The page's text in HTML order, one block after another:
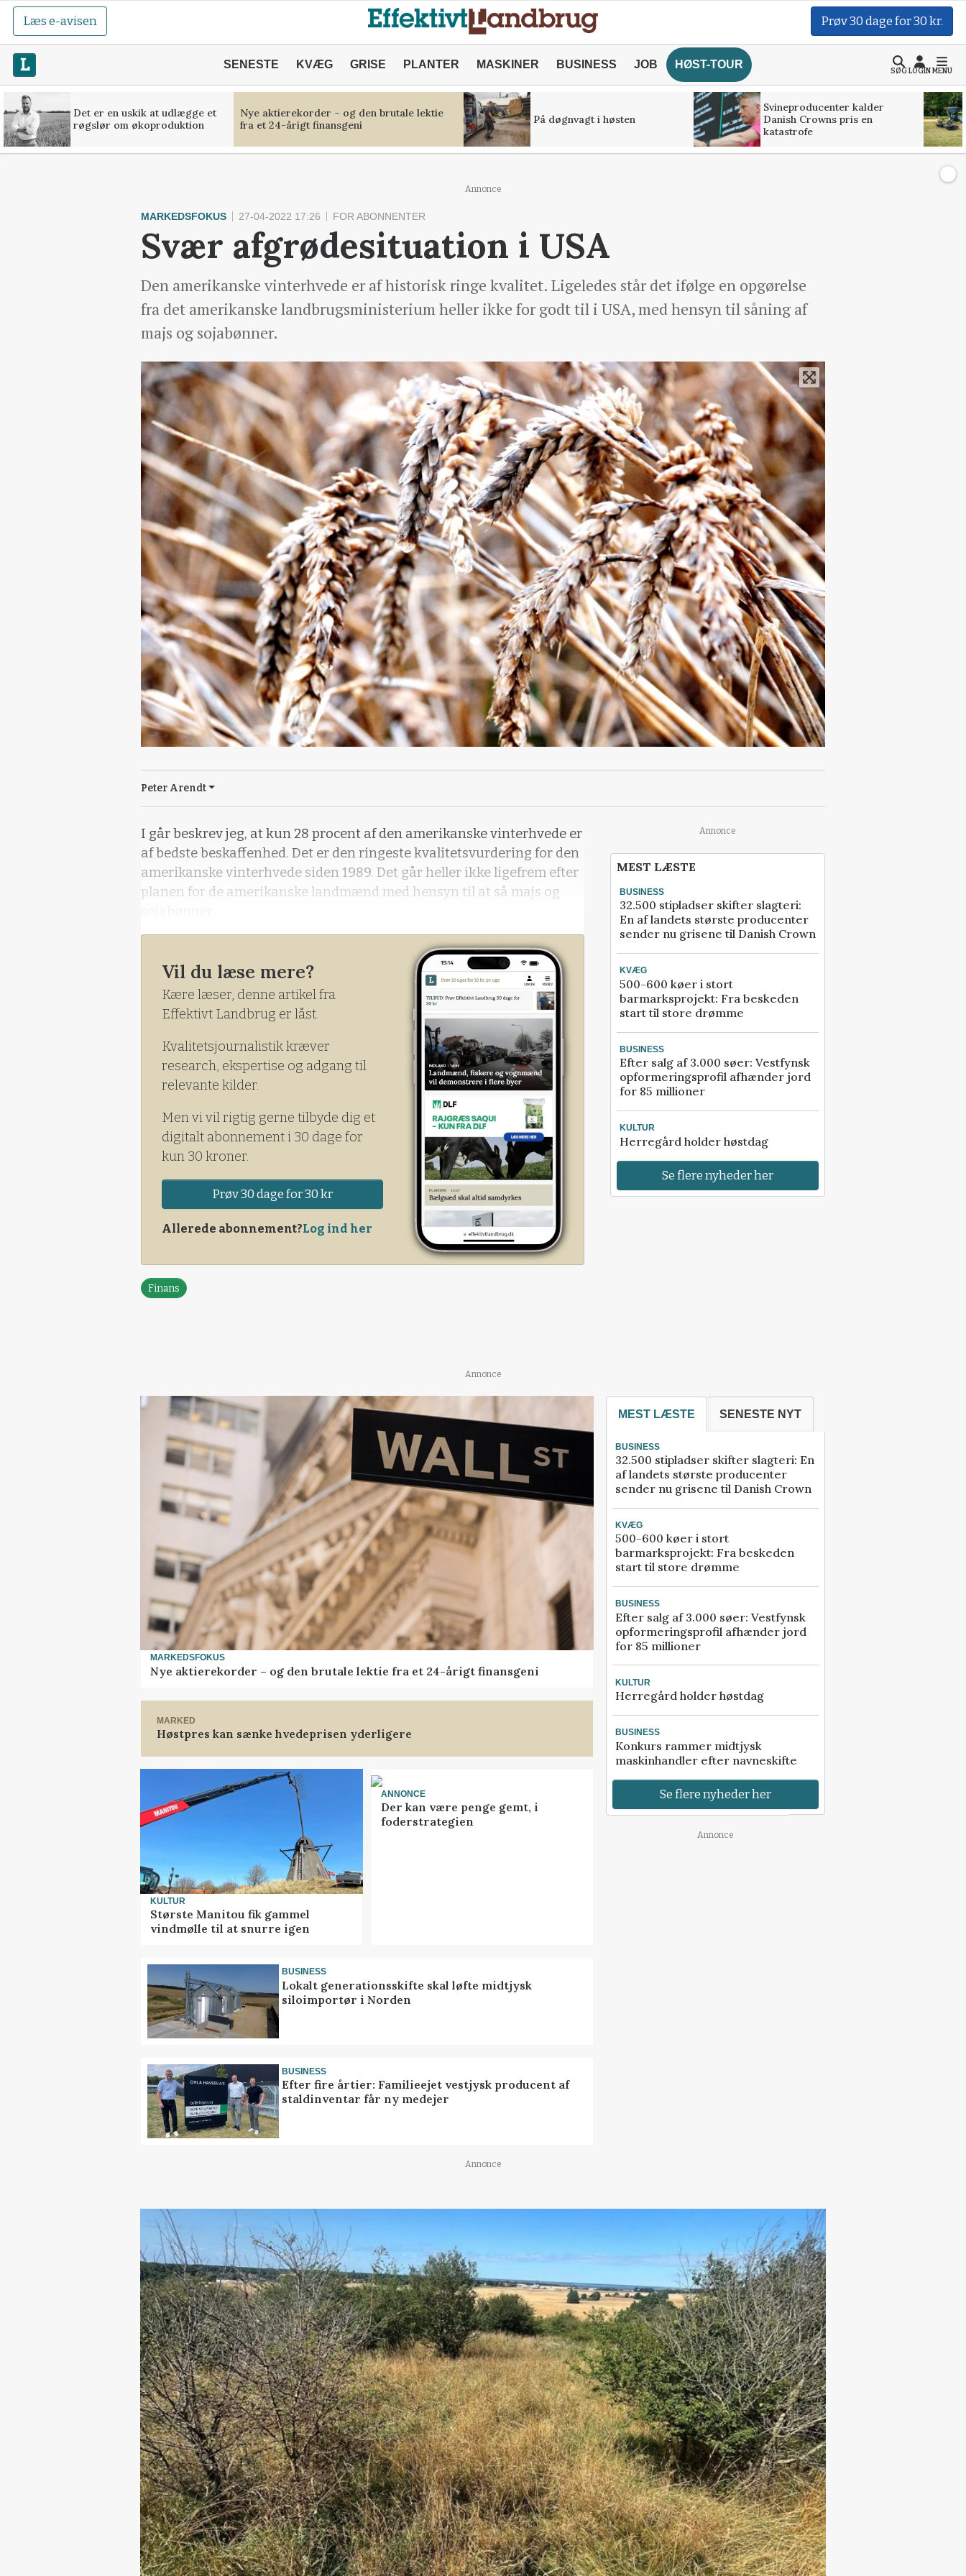
Læs e-avisen Prøv 30 dage for 30 kr.
SENESTE KVÆG GRISE PLANTER MASKINER BUSINESS JOB HØST-TOUR
SØGLOGINMENU
Det er en uskik at udlægge et
røgslør om økoproduktion
Nye aktierekorder – og den brutale lektie
fra et 24-årigt finansgeni
På døgnvagt i høsten
Svineproducenter kalder
Danish Crowns pris en
katastrofe
Annonce
MARKEDSFOKUS 27-04-2022 17:26 FOR ABONNENTER
Svær afgrødesituation i USA
Den amerikanske vinterhvede er af historisk ringe kvalitet. Ligeledes står det ifølge en opgørelse
fra det amerikanske landbrugsministerium heller ikke for godt til i USA, med hensyn til såning af
majs og sojabønner.
Peter Arendt
I går beskrev jeg, at kun 28 procent af den amerikanske vinterhvede er
af bedste beskaffenhed. Det er den ringeste kvalitetsvurdering for den
amerikanske vinterhvede siden 1989. Det går heller ikke ligefrem efter
planen for de amerikanske landmænd med hensyn til at så majs og
Vil du læse mere?
Kære læser, denne artikel fra
Effektivt Landbrug er låst.
Kvalitetsjournalistik kræver
research, ekspertise og adgang til
relevante kilder.
Men vi vil rigtig gerne tilbyde dig et
digitalt abonnement i 30 dage for
kun 30 kroner.
Prøv 30 dage for 30 kr
Allerede abonnement?Log ind her
Finans
Annonce
MEST LÆSTE
BUSINESS
32.500 stipladser skifter slagteri:
En af landets største producenter
sender nu grisene til Danish Crown
KVÆG
500-600 køer i stort
barmarksprojekt: Fra beskeden
start til store drømme
BUSINESS
Efter salg af 3.000 søer: Vestfynsk
opformeringsprofil afhænder jord
for 85 millioner
KULTUR
Herregård holder høstdag
Se flere nyheder her
Annonce
MARKEDSFOKUS
Nye aktierekorder – og den brutale lektie fra et 24-årigt finansgeni
MARKED
Høstpres kan sænke hvedeprisen yderligere
KULTUR
Største Manitou fik gammel
vindmølle til at snurre igen
ANNONCE
Der kan være penge gemt, i
foderstrategien
BUSINESS
Lokalt generationsskifte skal løfte midtjysk
siloimportør i Norden
BUSINESS
Efter fire årtier: Familieejet vestjysk producent af
staldinventar får ny medejer
MEST LÆSTE SENESTE NYT
BUSINESS
32.500 stipladser skifter slagteri: En
af landets største producenter
sender nu grisene til Danish Crown
KVÆG
500-600 køer i stort
barmarksprojekt: Fra beskeden
start til store drømme
BUSINESS
Efter salg af 3.000 søer: Vestfynsk
opformeringsprofil afhænder jord
for 85 millioner
KULTUR
Herregård holder høstdag
BUSINESS
Konkurs rammer midtjysk
maskinhandler efter navneskifte
Se flere nyheder her
Annonce
Annonce